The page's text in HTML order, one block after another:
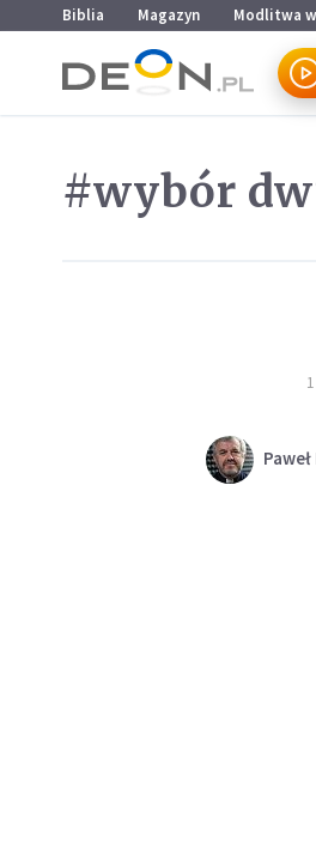
Przejdź do menu głównego
Przejdź do treści
Biblia Magazyn Modlitwa
#wybór